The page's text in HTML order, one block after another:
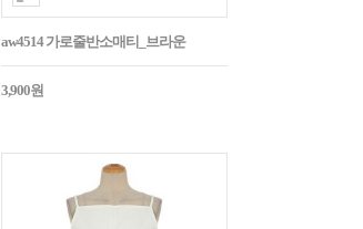
aw4514 가로줄반소매티_브라운
3,900원